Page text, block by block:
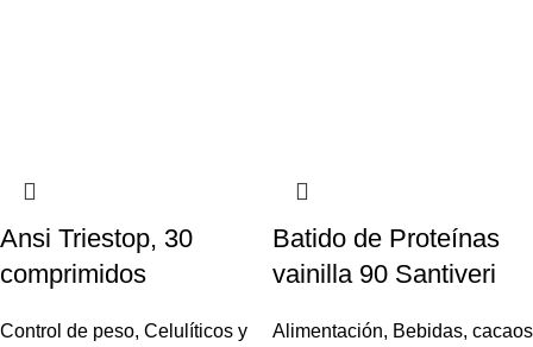
Ansi Triestop, 30
comprimidos
Control de peso, Celulíticos y
Batido de Proteínas
vainilla 90 Santiveri
Alimentación, Bebidas, cacaos